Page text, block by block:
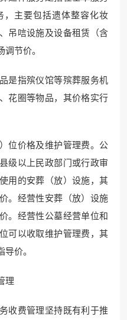
主要包括遗体整容化妆
吊唁设施及设备租赁（含
节价。
是指殡仪馆等殡葬服务机
花圈等物品，其价格实行
位价格及维护管理费。公
级以上民政部门或行政审
用的安葬（放）设施，其
。经营性安葬（放）设施
。经营性公墓经营单位和
可以收取维护管理费，其
价。
理
收费管理坚持既有利于推